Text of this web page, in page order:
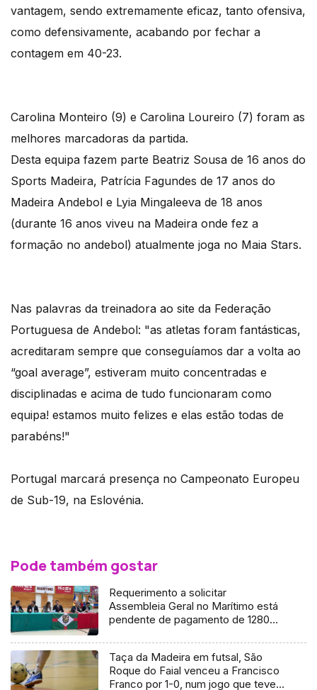
vantagem, sendo extremamente eficaz, tanto ofensiva,
como defensivamente, acabando por fechar a
contagem em 40-23.
Carolina Monteiro (9) e Carolina Loureiro (7) foram as
melhores marcadoras da partida.
Desta equipa fazem parte Beatriz Sousa de 16 anos do
Sports Madeira, Patrícia Fagundes de 17 anos do
Madeira Andebol e Lyia Mingaleeva de 18 anos
(durante 16 anos viveu na Madeira onde fez a
formação no andebol) atualmente joga no Maia Stars.
Nas palavras da treinadora ao site da Federação
Portuguesa de Andebol: "as atletas foram fantásticas,
acreditaram sempre que conseguíamos dar a volta ao
“goal average”, estiveram muito concentradas e
disciplinadas e acima de tudo funcionaram como
equipa! estamos muito felizes e elas estão todas de
parabéns!"
Portugal marcará presença no Campeonato Europeu
de Sub-19, na Eslovénia.
Pode também gostar
Requerimento a solicitar
Assembleia Geral no Marítimo está
pendente de pagamento de 1280
Taça da Madeira em futsal, São
Roque do Faial venceu a Francisco
Franco por 1-0, num jogo que teve